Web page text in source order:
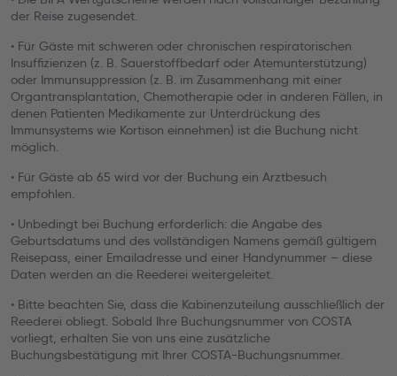
der Reise zugesendet.
• Für Gäste mit schweren oder chronischen respiratorischen
Insuffizienzen (z. B. Sauerstoffbedarf oder Atemunterstützung)
oder Immunsuppression (z. B. im Zusammenhang mit einer
Organtransplantation, Chemotherapie oder in anderen Fällen, in
denen Patienten Medikamente zur Unterdrückung des
Immunsystems wie Kortison einnehmen) ist die Buchung nicht
möglich.
• Für Gäste ab 65 wird vor der Buchung ein Arztbesuch
empfohlen.
• Unbedingt bei Buchung erforderlich: die Angabe des
Geburtsdatums und des vollständigen Namens gemäß gültigem
Reisepass, einer Emailadresse und einer Handynummer – diese
Daten werden an die Reederei weitergeleitet.
• Bitte beachten Sie, dass die Kabinenzuteilung ausschließlich der
Reederei obliegt. Sobald Ihre Buchungsnummer von COSTA
vorliegt, erhalten Sie von uns eine zusätzliche
Buchungsbestätigung mit Ihrer COSTA-Buchungsnummer.